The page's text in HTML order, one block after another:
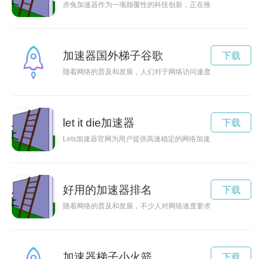
赤兔加速器作为一项颠覆性的科技创新，正在推动科技领域迎
加速器国外梯子谷歌
随着网络的普及和发展，人们对于网络访问速度和安全性的要
下载
let it die加速器
Lets加速器官网为用户提供高速稳定的网络加速服务，让用户
下载
好用的加速器排名
随着网络的普及和发展，不少人对网络速度要求也越来越高。
下载
下载